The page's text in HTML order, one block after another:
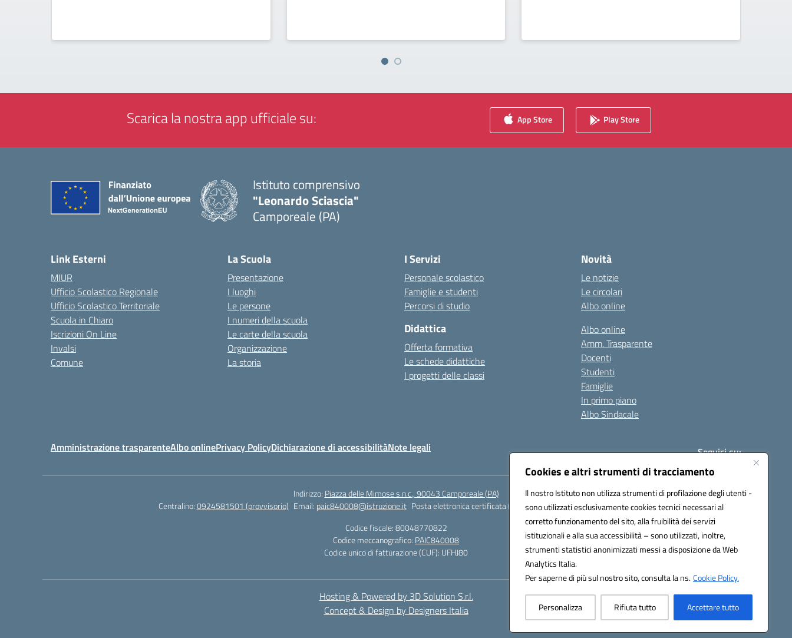
Cookies e altri strumenti di tracciamento
Il nostro Istituto non utilizza strumenti di profilazione degli utenti -
sono utilizzati esclusivamente cookies tecnici necessari al
corretto funzionamento del sito, alla fruibilità dei servizi
istituzionali e alla sua accessibilità – sono utilizzati, inoltre,
strumenti statistici anonimizzati messi a disposizione da Web
Analytics Italia.
Per saperne di più sul nostro sito, consulta la ns.Cookie Policy.
Personalizza Rifiuta tutto Accettare tutto
Scarica la nostra app ufficiale su: App Store Play Store
Istituto comprensivo
"Leonardo Sciascia"
Camporeale (PA)
Link Esterni
MIUR
Ufficio Scolastico Regionale
Ufficio Scolastico Territoriale
Scuola in Chiaro
Iscrizioni On Line
Invalsi
Comune
La Scuola
Presentazione
I luoghi
Le persone
I numeri della scuola
Le carte della scuola
Organizzazione
La storia
I Servizi
Personale scolastico
Famiglie e studenti
Percorsi di studio
Didattica
Offerta formativa
Le schede didattiche
I progetti delle classi
Novità
Le notizie
Le circolari
Albo online
Albo online
Amm. Trasparente
Docenti
Studenti
Famiglie
In primo piano
Albo Sindacale
Amministrazione trasparenteAlbo onlinePrivacy PolicyDichiarazione di accessibilitàNote legali Seguici su:
Indirizzo: Piazza delle Mimose s.n.c., 90043 Camporeale (PA)
Centralino:0924581501 (provvisorio) Email: paic840008@istruzione.it Posta elettronica certificata (PEC):paic840008@pec.istruzione.it
Codice fiscale: 80048770822
Codice meccanografico: PAIC840008
Codice unico di fatturazione (CUF): UFHJ80
Hosting & Powered by 3D Solution S.r.l.
Concept & Design by Designers Italia